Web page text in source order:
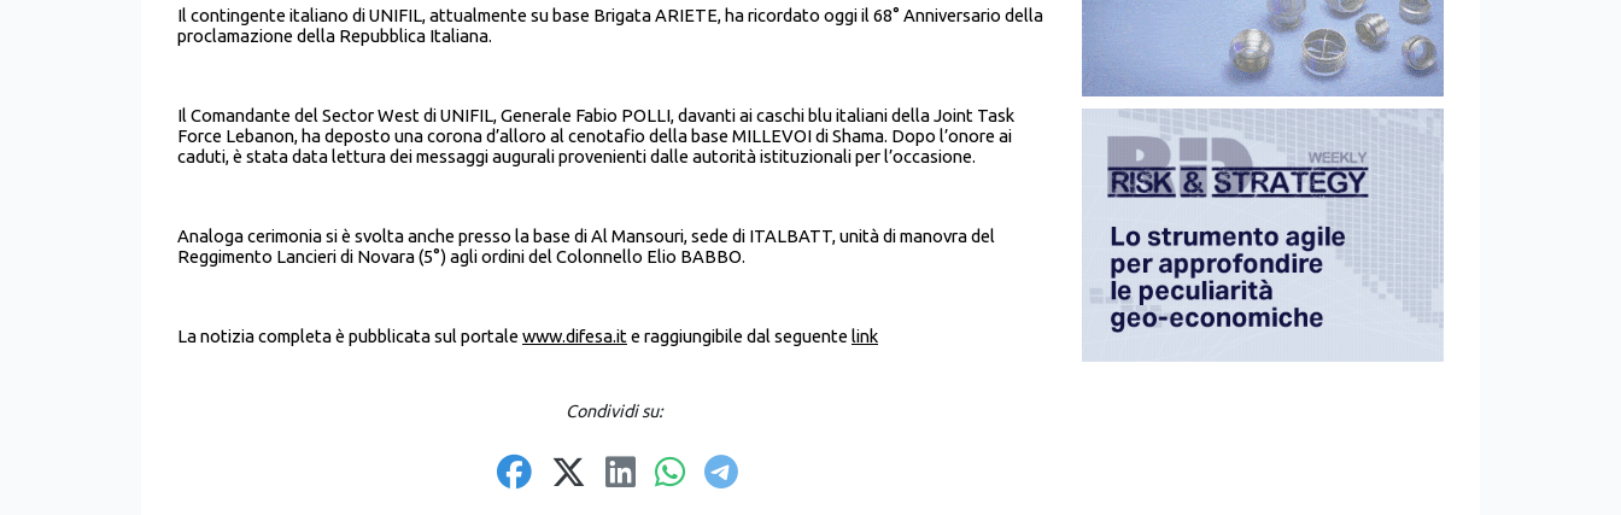
Il contingente italiano di UNIFIL, attualmente su base Brigata ARIETE, ha ricordato oggi il 68° Anniversario della
proclamazione della Repubblica Italiana.
Il Comandante del Sector West di UNIFIL, Generale Fabio POLLI, davanti ai caschi blu italiani della Joint Task
Force Lebanon, ha deposto una corona d’alloro al cenotafio della base MILLEVOI di Shama. Dopo l’onore ai
caduti, è stata data lettura dei messaggi augurali provenienti dalle autorità istituzionali per l’occasione.
Analoga cerimonia si è svolta anche presso la base di Al Mansouri, sede di ITALBATT, unità di manovra del
Reggimento Lancieri di Novara (5°) agli ordini del Colonnello Elio BABBO.
La notizia completa è pubblicata sul portale www.difesa.ite raggiungibile dal seguente link
Condividi su: